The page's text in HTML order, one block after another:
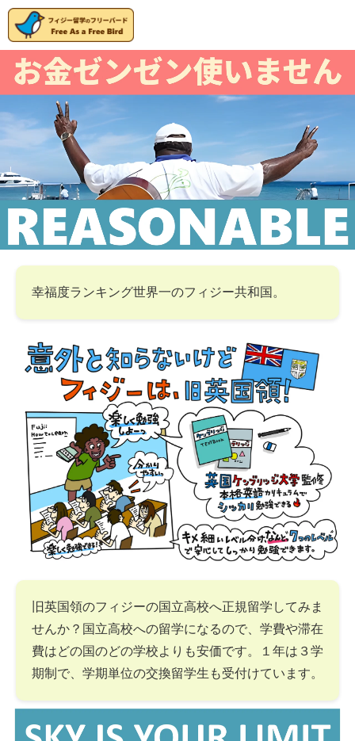
幸福度ランキング世界一のフィジー共和国。
旧英国領のフィジーの国立高校へ正規留学してみま
せんか？国立高校への留学になるので、学費や滞在
費はどの国のどの学校よりも安価です。１年は３学
期制で、学期単位の交換留学生も受付けています。